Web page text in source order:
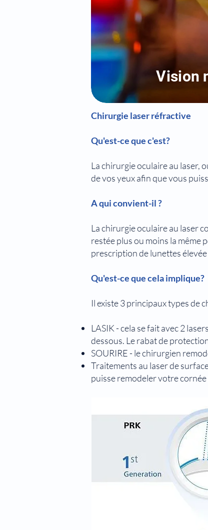
Vision
Chirurgie laser réfractive
Qu'est-ce que c'est?
La chirurgie oculaire au laser,
de vos yeux afin que vous
A qui convient-il ?
La chirurgie oculaire au laser
restée plus ou moins la même
prescription de lunettes
Qu'est-ce que cela implique?
Il existe 3 principaux types de
LASIK - cela se fait avec 2
dessous. Le rabat de
SOURIRE - le chirurgien
Traitements au laser de
puisse remodeler votre